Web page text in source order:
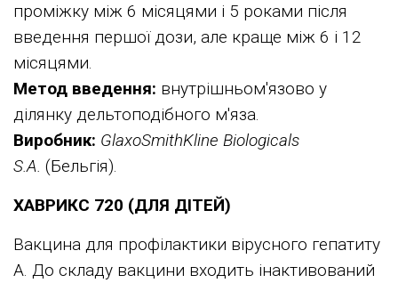
проміжку між 6 місяцями і 5 роками після
введення першої дози, але краще між 6 і 12
місяцями.
Метод введення: внутрішньом'язово у
ділянку дельтоподібного м'яза.
Виробник: GlaxoSmithKline Biologicals
S.A. (Бельгія).
ХАВРИКС 720 (ДЛЯ ДІТЕЙ)
Вакцина для профілактики вірусного гепатиту
А. До складу вакцини входить інактивований